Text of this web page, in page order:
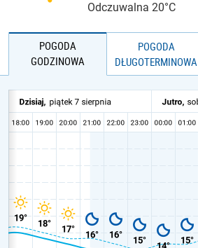
Odczuwalna 20°C
POGODA
GODZINOWA
POGODA
DŁUGOTERMINOWA